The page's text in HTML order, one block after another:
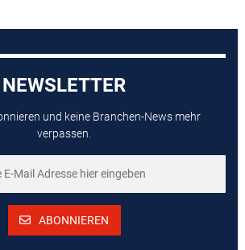
NEWSLETTER
und keine Branchen-News mehr
verpassen.
ABONNIEREN